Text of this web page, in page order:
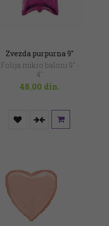
Zvezda purpurna 9″
Folija mikro baloni 9" -
4"
48.00 din.